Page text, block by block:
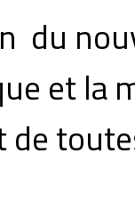
du
et la
de